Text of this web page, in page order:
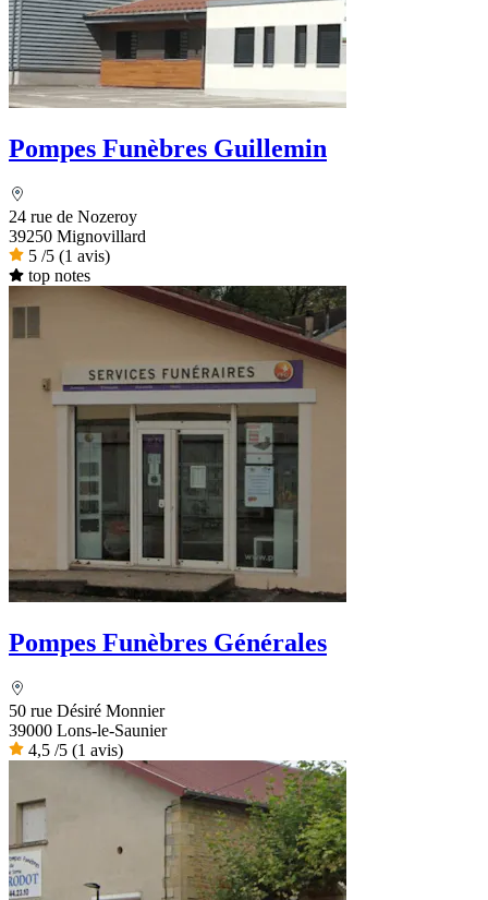
Pompes Funèbres Guillemin
24 rue de Nozeroy
39250 Mignovillard
5 /5 (1 avis)
top notes
Pompes Funèbres Générales
50 rue Désiré Monnier
39000 Lons-le-Saunier
4,5 /5 (1 avis)